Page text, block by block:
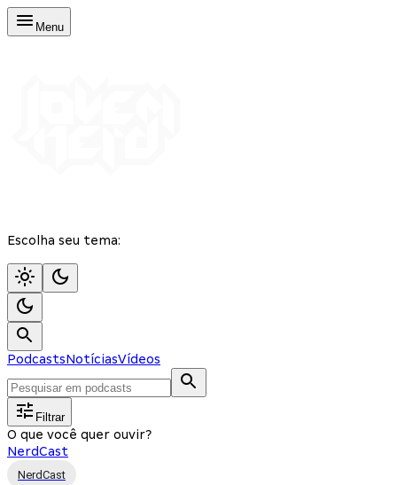
Menu
Escolha seu tema:
PodcastsNotíciasVídeos
Filtrar
O que você quer ouvir?
NerdCast
NerdCast